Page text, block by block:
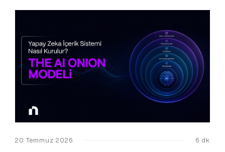
20 Temmuz 2026 6 dk